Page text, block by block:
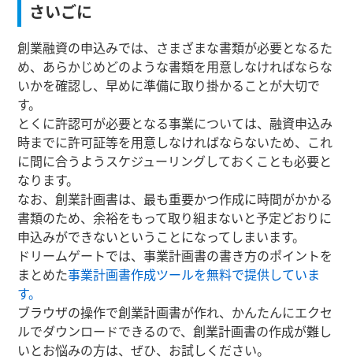
さいごに
創業融資の申込みでは、さまざまな書類が必要となるた
め、あらかじめどのような書類を用意しなければならな
いかを確認し、早めに準備に取り掛かることが大切で
す。
とくに許認可が必要となる事業については、融資申込み
時までに許可証等を用意しなければならないため、これ
に間に合うようスケジューリングしておくことも必要と
なります。
なお、創業計画書は、最も重要かつ作成に時間がかかる
書類のため、余裕をもって取り組まないと予定どおりに
申込みができないということになってしまいます。
ドリームゲートでは、事業計画書の書き方のポイントを
まとめた事業計画書作成ツールを無料で提供していま
す。
ブラウザの操作で創業計画書が作れ、かんたんにエクセ
ルでダウンロードできるので、創業計画書の作成が難し
いとお悩みの方は、ぜひ、お試しください。